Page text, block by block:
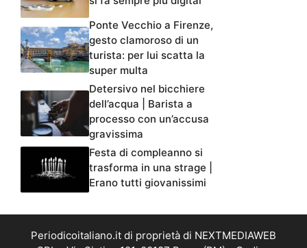
Ponte Vecchio a Firenze,
gesto clamoroso di un
turista: per lui scatta la
super multa
Detersivo nel bicchiere
dell’acqua | Barista a
processo con un’accusa
gravissima
Festa di compleanno si
trasforma in una strage |
Erano tutti giovanissimi
Periodicoitaliano.it di proprietà di NEXTMEDIAWEB